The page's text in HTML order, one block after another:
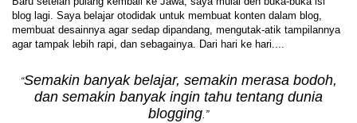
blog lagi. Saya belajar otodidak untuk membuat konten dalam blog,
membuat desainnya agar sedap dipandang, mengutak-atik tampilannya
agar tampak lebih rapi, dan sebagainya. Dari hari ke hari....
“Semakin banyak belajar, semakin merasa bodoh,
dan semakin banyak ingin tahu tentang dunia
blogging.”